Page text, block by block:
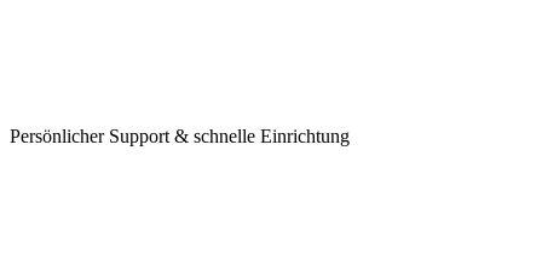
Persönlicher Support & schnelle Einrichtung